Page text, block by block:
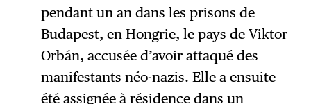
pendant un an dans les prisons de
Budapest, en Hongrie, le pays de Viktor
Orbán, accusée d’avoir attaqué des
manifestants néo-nazis. Elle a ensuite
été assignée à résidence dans un